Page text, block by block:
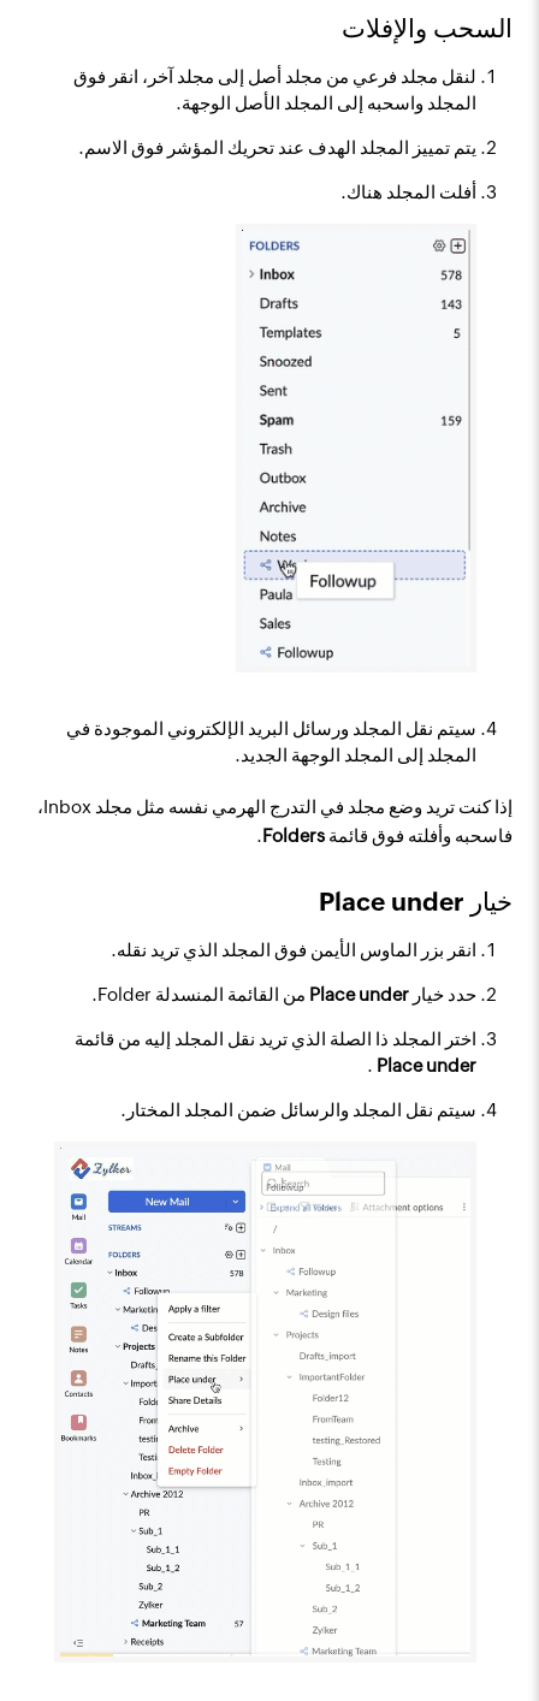
السحب والإفلات
لنقل مجلد فرعي من مجلد أصل إلى مجلد آخر، انقر فوق
المجلد واسحبه إلى المجلد الأصل الوجهة.
يتم تمييز المجلد الهدف عند تحريك المؤشر فوق الاسم.
أفلت المجلد هناك.
سيتم نقل المجلد ورسائل البريد الإلكتروني الموجودة في
المجلد إلى المجلد الوجهة الجديد.
إذا كنت تريد وضع مجلد في التدرج الهرمي نفسه مثل مجلد Inbox،
فاسحبه وأفلته فوق قائمةFolders
.
خيار Place under
انقر بزر الماوس الأيمن فوق المجلد الذي تريد نقله.
حدد خيارPlace under من القائمة المنسدلة Folder.
اختر المجلد ذا الصلة الذي تريد نقل المجلد إليه من قائمة
Place under
.
سيتم نقل المجلد والرسائل ضمن المجلد المختار.